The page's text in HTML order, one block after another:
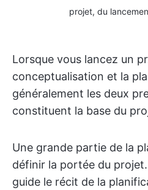
projet, du
Lorsque vous lancez un
conceptualisation et la
généralement les deux
constituent la base du
Une grande partie de la
définir la portée du
guide le récit de la